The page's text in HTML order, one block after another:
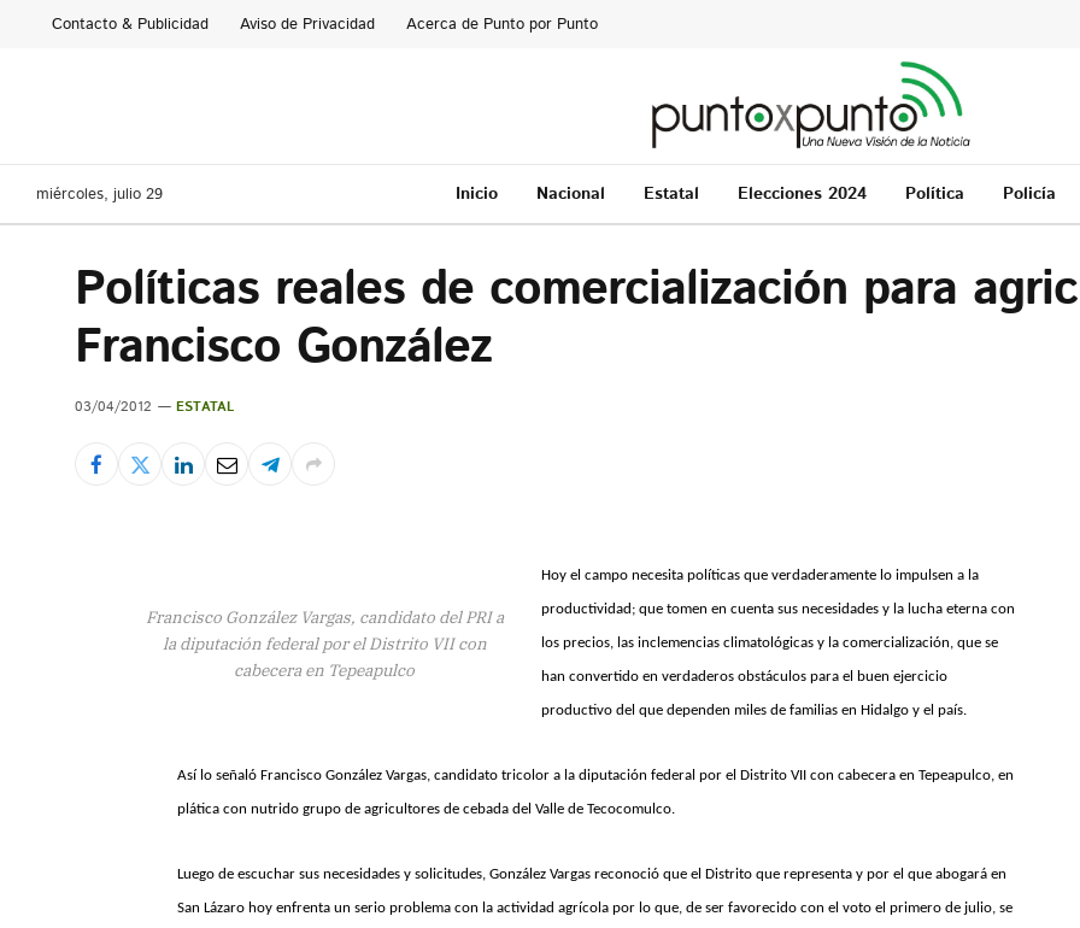
Contacto & Publicidad Aviso de Privacidad Acerca de Punto por Punto
miércoles, julio 29 Inicio Nacional Estatal Elecciones 2024 Política Policía
Políticas reales de comercialización para
Francisco González
03/04/2012 ESTATAL
Francisco González Vargas, candidato del PRI a
la diputación federal por el Distrito VII con
cabecera en Tepeapulco
Hoy el campo necesita políticas que verdaderamente lo impulsen a la
productividad; que tomen en cuenta sus necesidades y la lucha eterna con
los precios, las inclemencias climatológicas y la comercialización, que se
han convertido en verdaderos obstáculos para el buen ejercicio
productivo del que dependen miles de familias en Hidalgo y el país.
Así lo señaló Francisco González Vargas, candidato tricolor a la diputación federal por el Distrito VII con cabecera en Tepeapulco, en
plática con nutrido grupo de agricultores de cebada del Valle de Tecocomulco.
Luego de escuchar sus necesidades y solicitudes, González Vargas reconoció que el Distrito que representa y por el que abogará en
San Lázaro hoy enfrenta un serio problema con la actividad agrícola por lo que, de ser favorecido con el voto el primero de julio, se